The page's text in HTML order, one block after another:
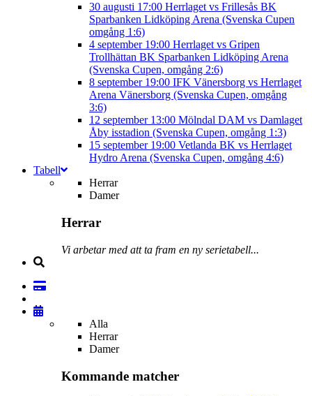
30 augusti 17:00 Herrlaget vs Frillesås BK
Sparbanken Lidköping Arena (Svenska Cupen
omgång 1:6)
4 september 19:00 Herrlaget vs Gripen
Trollhättan BK Sparbanken Lidköping Arena
(Svenska Cupen, omgång 2:6)
8 september 19:00 IFK Vänersborg vs Herrlaget
Arena Vänersborg (Svenska Cupen, omgång
3:6)
12 september 13:00 Mölndal DAM vs Damlaget
Åby isstadion (Svenska Cupen, omgång 1:3)
15 september 19:00 Vetlanda BK vs Herrlaget
Hydro Arena (Svenska Cupen, omgång 4:6)
Tabell
Herrar
Damer
Herrar
Vi arbetar med att ta fram en ny serietabell...
Alla
Herrar
Damer
Kommande matcher